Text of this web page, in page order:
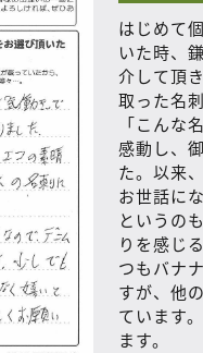
はじめて
いた時、
介して頂
取った名
「こんな
感動し、
た。以来、
お世話に
というの
りを感じ
つもバナ
すが、他
ています
ます。